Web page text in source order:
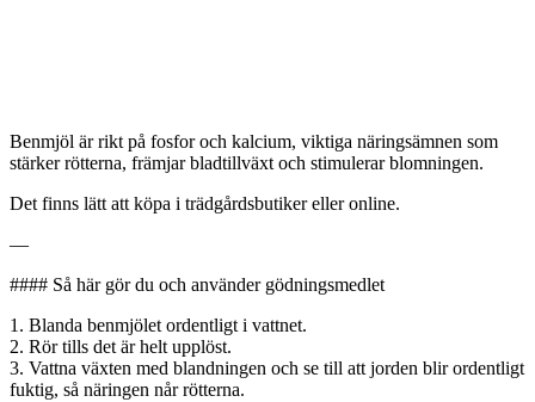
Benmjöl är rikt på fosfor och kalcium, viktiga näringsämnen som
stärker rötterna, främjar bladtillväxt och stimulerar blomningen.
Det finns lätt att köpa i trädgårdsbutiker eller online.
—
#### Så här gör du och använder gödningsmedlet
1. Blanda benmjölet ordentligt i vattnet.
2. Rör tills det är helt upplöst.
3. Vattna växten med blandningen och se till att jorden blir ordentligt
fuktig, så näringen når rötterna.